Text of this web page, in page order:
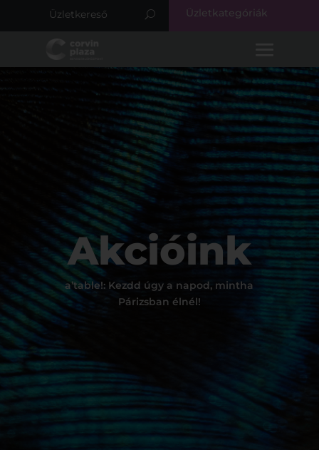
Üzletkategóriák
Akcióink
a’table!: Kezdd úgy a napod, mintha
Párizsban élnél!